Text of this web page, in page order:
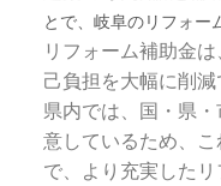
とで、岐阜のリフォー
リフォーム補助金
己負担を大幅に削
県内では、国・県
意しているため、
で、より充実した